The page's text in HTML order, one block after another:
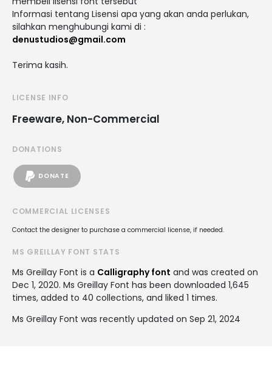
Informasi tentang Lisensi apa yang akan anda perlukan,
silahkan menghubungi kami di :
denustudios@gmail.com
Terima kasih.
LICENSE INFO
Freeware, Non-Commercial
DONATIONS
DONATE
COMMERCIAL LICENSES
Contact the designer to purchase a commercial license, if needed.
MS GREILLAY FONT STATS
Ms Greillay Font is a Calligraphy font and was created on
Dec 1, 2020. Ms Greillay Font has been downloaded 1,645
times, added to 40 collections, and liked 1 times.
Ms Greillay Font was recently updated on Sep 21, 2024